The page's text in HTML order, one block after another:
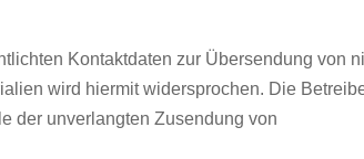
Kontaktdaten zur Übersendung von
wird hiermit widersprochen. Die
der unverlangten Zusendung von